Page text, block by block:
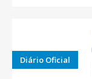
Diário Oficial